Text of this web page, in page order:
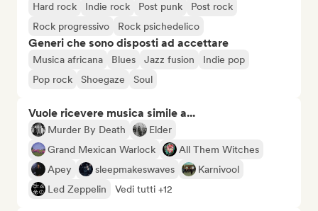
Hard rock
Indie rock Post punk
Post rock
Rock progressivo
Rock psichedelico
Generi che sono disposti ad accettare
Musica africana Blues Jazz fusion
Indie pop
Pop rock
Shoegaze Soul
Vuole ricevere musica simile a...
Murder By Death
Elder
Grand Mexican Warlock
All Them Witches
Apey
sleepmakeswaves
Karnivool
Led Zeppelin
Vedi tutti +12